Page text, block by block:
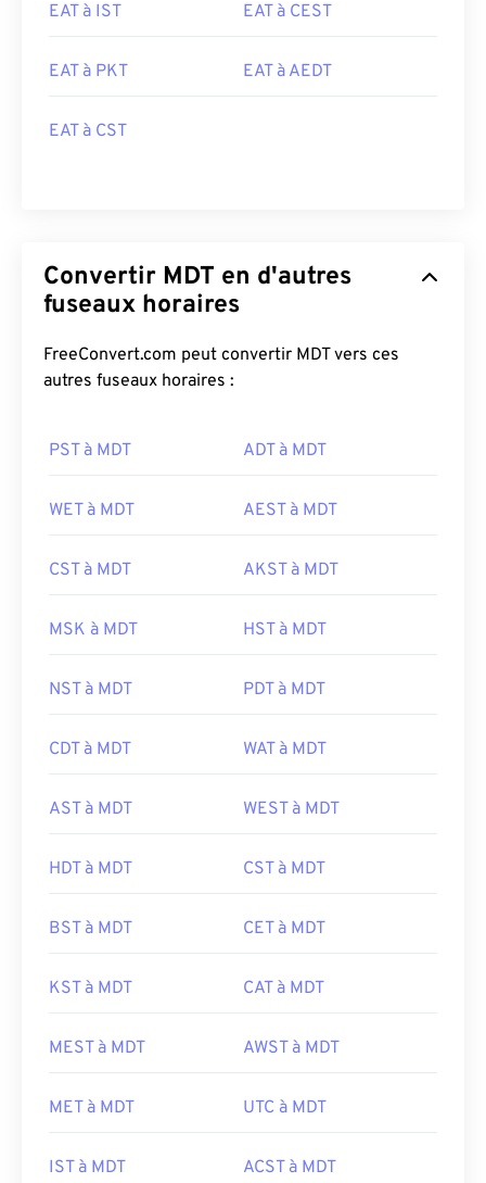
EAT à IST EAT à CEST
EAT à PKT EAT à AEDT
EAT à CST
Convertir MDT en d'autres
fuseaux horaires
FreeConvert.com peut convertir MDT vers ces
autres fuseaux horaires :
PST à MDT ADT à MDT
WET à MDT AEST à MDT
CST à MDT AKST à MDT
MSK à MDT HST à MDT
NST à MDT PDT à MDT
CDT à MDT WAT à MDT
AST à MDT WEST à MDT
HDT à MDT CST à MDT
BST à MDT CET à MDT
KST à MDT CAT à MDT
MEST à MDT AWST à MDT
MET à MDT UTC à MDT
IST à MDT ACST à MDT